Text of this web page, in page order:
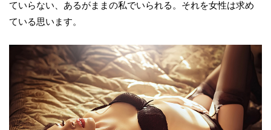
ていらない、あるがままの私でいられる。それを女性は求め
ている思います。